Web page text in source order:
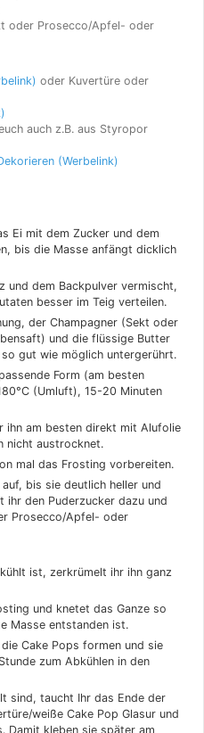
oder Prosecco/Apfel- oder
oder Kuvertüre oder
auch z.B. aus Styropor
Ei mit dem Zucker und dem
bis die Masse anfängt dicklich
und dem Backpulver vermischt,
besser im Teig verteilen.
der Champagner (Sekt oder
und die flüssige Butter
gut wie möglich untergerührt.
Form (am besten
(Umluft), 15-20 Minuten
ihn am besten direkt mit Alufolie
nicht austrocknet.
mal das Frosting vorbereiten.
bis sie deutlich heller und
ihr den Puderzucker dazu und
Prosecco/Apfel- oder
ist, zerkrümelt ihr ihn ganz
und knetet das Ganze so
Masse entstanden ist.
Cake Pops formen und sie
zum Abkühlen in den
sind, taucht Ihr das Ende der
weiße Cake Pop Glasur und
Damit kleben sie später am